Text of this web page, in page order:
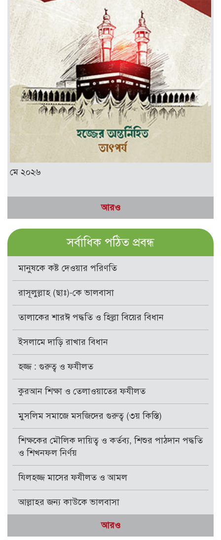
মে ২০২৬
আরও
সর্বাধিক পঠিত প্রবন্ধ
মানুষকে কষ্ট দেওয়ার পরিণতি
রাসূলুল্লাহ (ছাঃ)-কে ভালবাসা
তালাকের শারঈ পদ্ধতি ও হিল্লা বিয়ের বিধান
ইসলামে দাড়ি রাখার বিধান
হজ্জ : গুরুত্ব ও ফযীলত
কুরআন শিক্ষা ও তেলাওয়াতের ফযীলত
মুসলিম সমাজে মসজিদের গুরুত্ব (৩য় কিস্তি)
শিক্ষকের মৌলিক দায়িত্ব ও কর্তব্য, শিশুর পাঠদান পদ্ধতি
ও শিখনফল নির্ণয়
যিলহজ্জ মাসের ফযীলত ও আমল
আল্লাহর জন্য কাউকে ভালবাসা
আরও